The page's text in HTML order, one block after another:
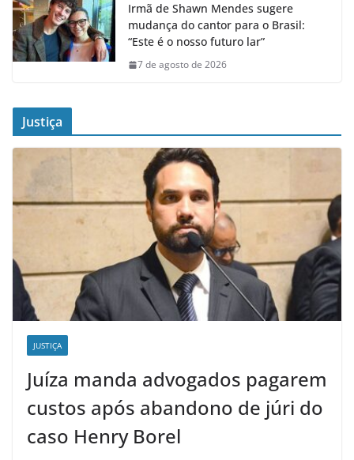
Irmã de Shawn Mendes sugere
mudança do cantor para o Brasil:
“Este é o nosso futuro lar”
7 de agosto de 2026
Justiça
JUSTIÇA
Juíza manda advogados pagarem
custos após abandono de júri do
caso Henry Borel